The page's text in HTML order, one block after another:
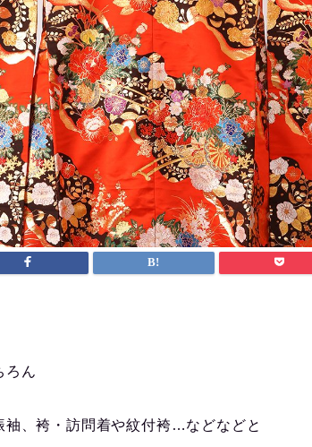
ろん
袖、袴・訪問着や紋付袴…などなどと